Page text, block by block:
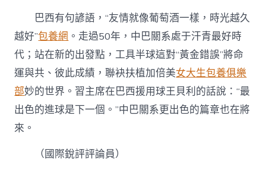
巴西有句諺語，“友情就像葡萄酒一樣，時光越久
越好”包養網 。走過50年，中巴關系處于汗青最好時
代；站在新的出發點，工具半球這對“黃金錯誤”將命
運與共、彼此成績，聯袂扶植加倍美女大生包養俱樂
部妙的世界。習主席在巴西援用球王貝利的話說：“最
出色的進球是下一個。”中巴關系更出色的篇章也在將
來。
（國際銳評評論員）